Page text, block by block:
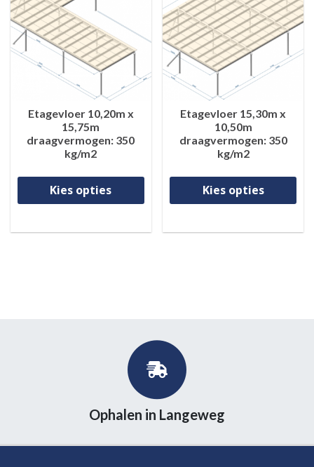
Etagevloer 10,20m x
15,75m
draagvermogen: 350
kg/m2
Kies opties
Dit product heeft meerdere
Etagevloer 15,30m x
10,50m
draagvermogen: 350
kg/m2
Kies opties
Ophalen in Langeweg